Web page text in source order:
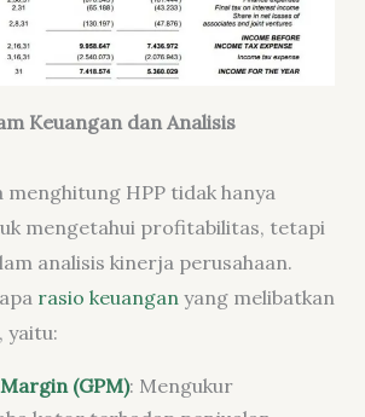
Keuangan dan Analisis
menghitung HPP tidak hanya
mengetahui profitabilitas, tetapi
analisis kinerja perusahaan.
rasio keuanganyang melibatkan
yaitu:
(GPM): Mengukur